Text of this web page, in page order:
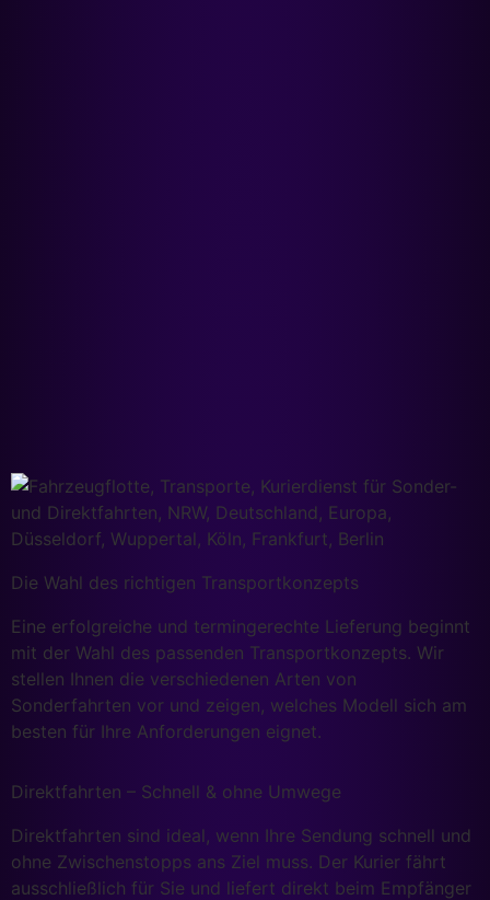
Die Wahl des richtigen Transportkonzepts
Eine erfolgreiche und termingerechte Lieferung beginnt
mit der Wahl des passenden Transportkonzepts. Wir
stellen Ihnen die verschiedenen Arten von
Sonderfahrten vor und zeigen, welches Modell sich am
besten für Ihre Anforderungen eignet.
Direktfahrten – Schnell & ohne Umwege
Direktfahrten sind ideal, wenn Ihre Sendung schnell und
ohne Zwischenstopps ans Ziel muss. Der Kurier fährt
ausschließlich für Sie und liefert direkt beim Empfänger